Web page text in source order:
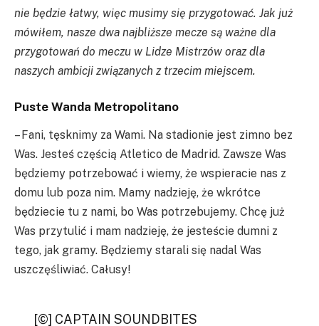
nie będzie łatwy, więc musimy się przygotować. Jak już
mówiłem, nasze dwa najbliższe mecze są ważne dla
przygotowań do meczu w Lidze Mistrzów oraz dla
naszych ambicji związanych z trzecim miejscem.
Puste Wanda Metropolitano
– Fani, tęsknimy za Wami. Na stadionie jest zimno bez
Was. Jesteś częścią Atletico de Madrid. Zawsze Was
będziemy potrzebować i wiemy, że wspieracie nas z
domu lub poza nim. Mamy nadzieję, że wkrótce
będziecie tu z nami, bo Was potrzebujemy. Chcę już
Was przytulić i mam nadzieję, że jesteście dumni z
tego, jak gramy. Będziemy starali się nadal Was
uszczęśliwiać. Całusy!
[©️] CAPTAIN SOUNDBITES